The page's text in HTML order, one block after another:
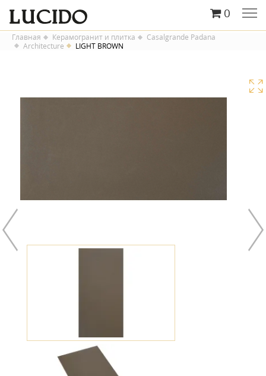
0
Главная Керамогранит и плитка
Casalgrande Padana
Architecture
LIGHT BROWN